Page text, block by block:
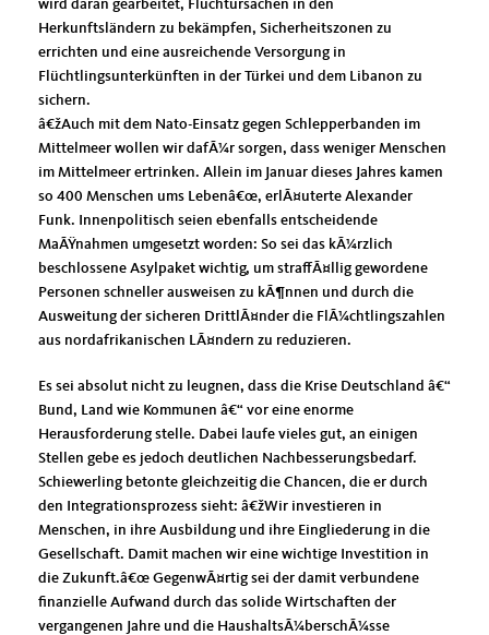
wird daran gearbeitet, Fluchtursachen in den
Herkunftsländern zu bekämpfen, Sicherheitszonen zu
errichten und eine ausreichende Versorgung in
Flüchtlingsunterkünften in der Türkei und dem Libanon zu
sichern.
žAuch mit dem Nato-Einsatz gegen Schlepperbanden im
Mittelmeer wollen wir dafÃ¼r sorgen, dass weniger Menschen
im Mittelmeer ertrinken. Allein im Januar dieses Jahres kamen
so 400 Menschen ums Lebenâ€œ, erlÃ¤uterte Alexander
Funk. Innenpolitisch seien ebenfalls entscheidende
MaÃŸnahmen umgesetzt worden: So sei das kÃ¼rzlich
beschlossene Asylpaket wichtig, um straffÃ¤llig gewordene
Personen schneller ausweisen zu kÃ¶nnen und durch die
Ausweitung der sicheren DrittlÃ¤nder die FlÃ¼chtlingszahlen
aus nordafrikanischen LÃ¤ndern zu reduzieren.
Es sei absolut nicht zu leugnen, dass die Krise Deutschland â€“
Bund, Land wie Kommunen â€“ vor eine enorme
Herausforderung stelle. Dabei laufe vieles gut, an einigen
Stellen gebe es jedoch deutlichen Nachbesserungsbedarf.
Schiewerling betonte gleichzeitig die Chancen, die er durch
den Integrationsprozess sieht: â€žWir investieren in
Menschen, in ihre Ausbildung und ihre Eingliederung in die
Gesellschaft. Damit machen wir eine wichtige Investition in
die Zukunft.â€œ GegenwÃ¤rtig sei der damit verbundene
finanzielle Aufwand durch das solide Wirtschaften der
vergangenen Jahre und die HaushaltsÃ¼berschÃ¼sse